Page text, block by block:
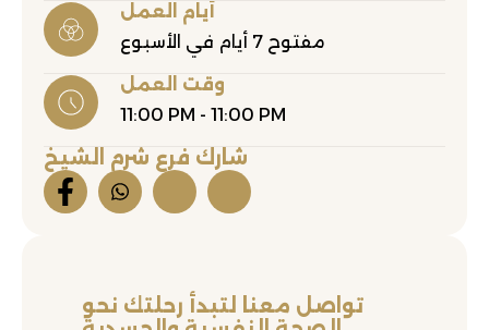
أيام العمل
مفتوح 7 أيام في الأسبوع
وقت العمل
11:00 PM - 11:00 PM
شارك فرع شرم الشيخ
تواصل معنا لتبدأ رحلتك نحو